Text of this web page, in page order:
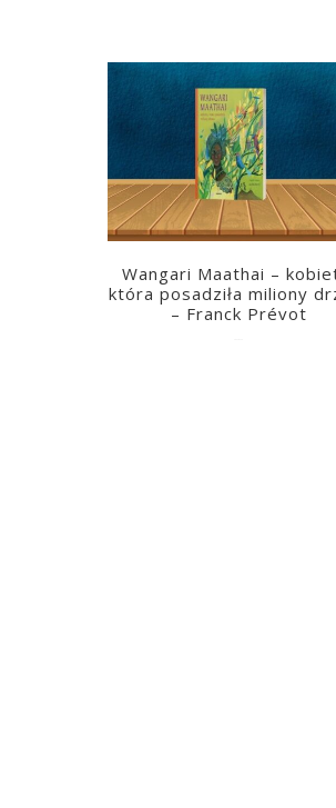
Wangari Maathai –
która posadziła miliony
– Franck Prévot